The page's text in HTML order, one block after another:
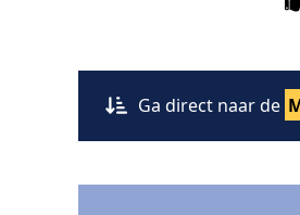
Ga direct naar de